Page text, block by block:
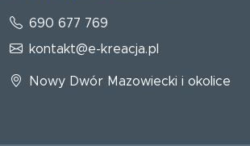
690 677 769
kontakt@e-kreacja.pl
Nowy Dwór Mazowiecki i okolice